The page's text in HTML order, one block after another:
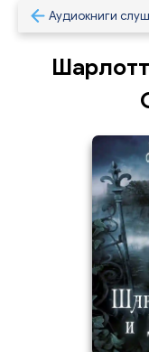
Аудиокниги